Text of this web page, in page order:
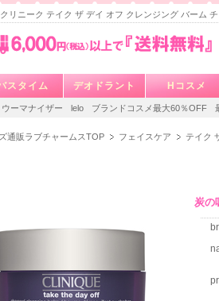
リニーク テイク ザ デイ オフ クレンジング バーム
スタイム デオドラント Hコスメ
ウーマナイザー lelo ブランドコスメ最大60％OFF
通販ラブチャームスTOP フェイスケア テイク
炭の